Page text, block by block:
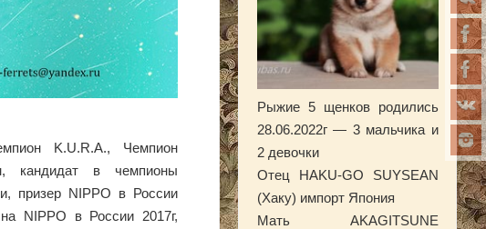
K.U.R.A., Чемпион
кандидат в чемпионы
призер NIPPO в России
NIPPO в России 2017г,
Рыжие 5 щенков родились
28.06.2022г — 3 мальчика и
2 девочки
Отец HAKU-GO SUYSEAN
(Хаку) импорт Япония
Мать AKAGITSUNE